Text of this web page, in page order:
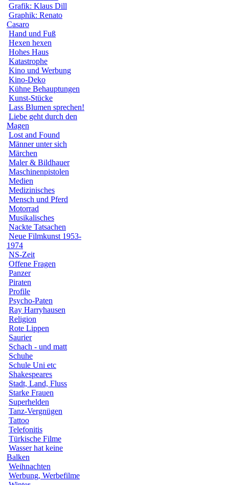
Grafik: Klaus Dill
Graphik: Renato
Casaro
Hand und Fuß
Hexen hexen
Hohes Haus
Katastrophe
Kino und Werbung
Kino-Deko
Kühne Behauptungen
Kunst-Stücke
Lass Blumen sprechen!
Liebe geht durch den
Magen
Lost and Found
Männer unter sich
Märchen
Maler & Bildhauer
Maschinenpistolen
Medien
Medizinisches
Mensch und Pferd
Motorrad
Musikalisches
Nackte Tatsachen
Neue Filmkunst 1953-
1974
NS-Zeit
Offene Fragen
Panzer
Piraten
Profile
Psycho-Paten
Ray Harryhausen
Religion
Rote Lippen
Saurier
Schach - und matt
Schuhe
Schule Uni etc
Shakespeares
Stadt, Land, Fluss
Starke Frauen
Superhelden
Tanz-Vergnügen
Tattoo
Telefonitis
Türkische Filme
Wasser hat keine
Balken
Weihnachten
Werbung, Werbefilme